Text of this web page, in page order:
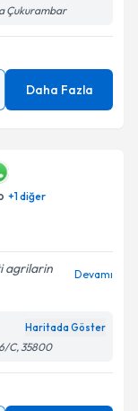
Çukurambar
Daha Fazla
+1diğer
agrilarin
Devamı
Haritada Göster
C, 35800